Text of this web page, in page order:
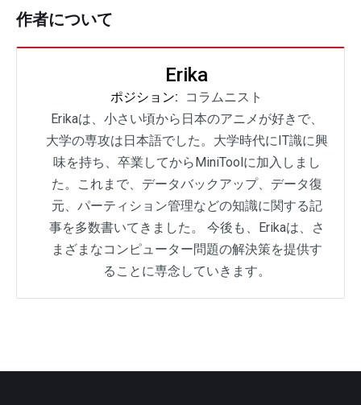
作者について
Erika
ポジション:
コラムニスト
Erikaは、小さい頃から日本のアニメが好きで、
大学の専攻は日本語でした。大学時代にIT識に興
味を持ち、卒業してからMiniToolに加入しまし
た。これまで、データバックアップ、データ復
元、パーティション管理などの知識に関する記
事を多数書いてきました。 今後も、Erikaは、さ
まざまなコンピューター問題の解決策を提供す
ることに専念していきます。